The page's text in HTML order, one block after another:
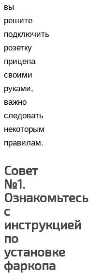
вы
решите
подключить
розетку
прицепа
своими
руками,
важно
следовать
некоторым
правилам.
Совет
№1.
Ознакомьтесь
с
инструкцией
по
установке
фаркопа